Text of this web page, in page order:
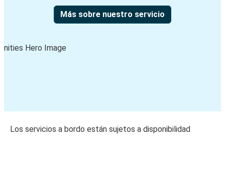
Más sobre nuestro servicio
Los servicios a bordo están sujetos a disponibilidad